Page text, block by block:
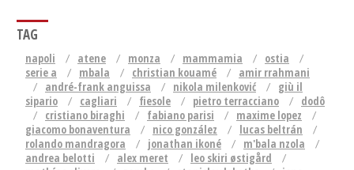
TAG
napoli atene monza mammamia
ostia
serie a
mbala christian kouamé
amir rrahmani
andré-frank anguissa
nikola milenković
giù il
sipario
cagliari fiesole pietro terracciano
dodô
cristiano biraghi
fabiano parisi
maxime lopez
giacomo bonaventura
nico gonzález
lucas beltrán
rolando mandragora
jonathan ikoné
m'bala nzola
andrea belotti
alex meret
leo skiri østigård